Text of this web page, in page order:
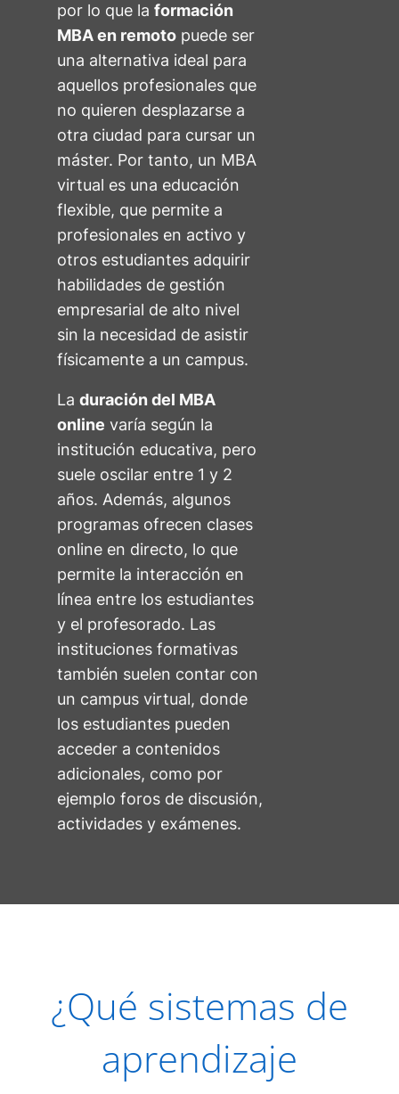
por lo que la formación
MBA en remoto puede ser
una alternativa ideal para
aquellos profesionales que
no quieren desplazarse a
otra ciudad para cursar un
máster. Por tanto, un MBA
virtual es una educación
flexible, que permite a
profesionales en activo y
otros estudiantes adquirir
habilidades de gestión
empresarial de alto nivel
sin la necesidad de asistir
físicamente a un campus.
La duración del MBA
online varía según la
institución educativa, pero
suele oscilar entre 1 y 2
años. Además, algunos
programas ofrecen clases
online en directo, lo que
permite la interacción en
línea entre los estudiantes
y el profesorado. Las
instituciones formativas
también suelen contar con
un campus virtual, donde
los estudiantes pueden
acceder a contenidos
adicionales, como por
ejemplo foros de discusión,
actividades y exámenes.
¿Qué sistemas de
aprendizaje